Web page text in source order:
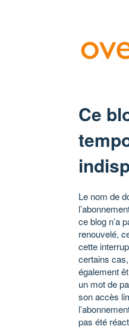
Ce
Le nom de
ce blog n’a
renouvelé,
cette
certains
également
un mot de
son accès
pas été